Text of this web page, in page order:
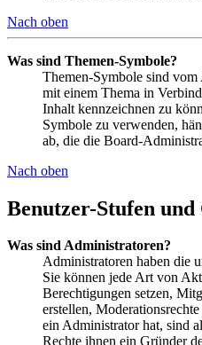
Nach oben
Was sind Themen-Symbole?
Themen-Symbole sind
mit einem Thema in
Inhalt kennzeichnen zu
Symbole zu verwenden,
ab, die die Board-
Nach oben
Benutzer-Stufen und
Was sind Administratoren?
Administratoren haben die
Sie können jede Art von
Berechtigungen setzen,
erstellen,
ein Administrator hat, sind
Rechte ihnen ein Gründer